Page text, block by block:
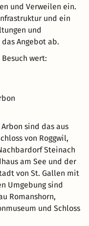
und Verweilen ein.
und ein
und
Angebot ab.
wert:
sind das aus
von Roggwil,
Steinach
am See und der
von St. Gallen mit
Umgebung sind
Romanshorn,
und Schloss